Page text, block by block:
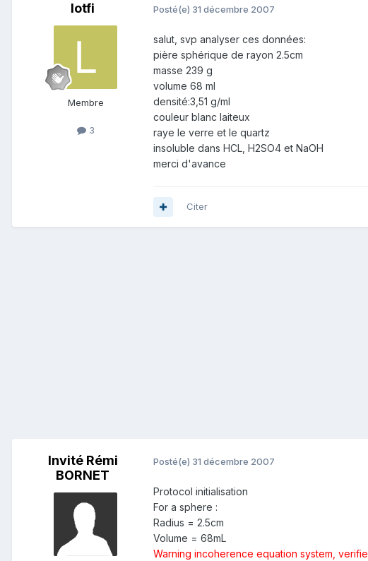
lotfi
Membre
3
Posté(e) 31 décembre 2007
salut, svp analyser ces données:
pière sphérique de rayon 2.5cm
masse 239 g
volume 68 ml
densité:3,51 g/ml
couleur blanc laiteux
raye le verre et le quartz
insoluble dans HCL, H2SO4 et NaOH
merci d'avance
Citer
Invité Rémi
BORNET
Posté(e) 31 décembre 2007
Protocol initialisation
For a sphere :
Radius = 2.5cm
Volume = 68mL
Warning incoherence equation system,